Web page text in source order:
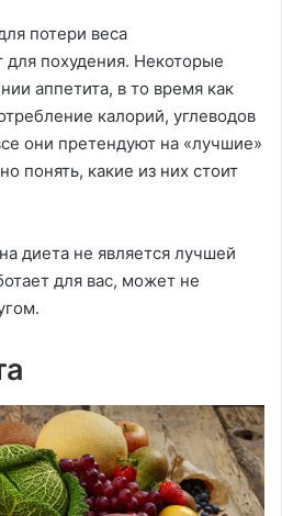
похудения. Некоторые
аппетита, в то время как
калорий, углеводов
они претендуют на «лучшие»
понять, какие из них стоит
диета не является лучшей
для вас, может не